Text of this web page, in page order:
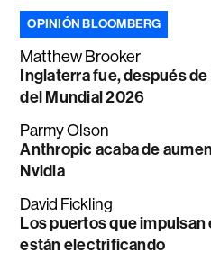
OPINIÓN BLOOMBERG
Matthew Brooker
Inglaterra fue, después
del Mundial 2026
Parmy Olson
Anthropic acaba de
Nvidia
David Fickling
Los puertos que
están electrificando